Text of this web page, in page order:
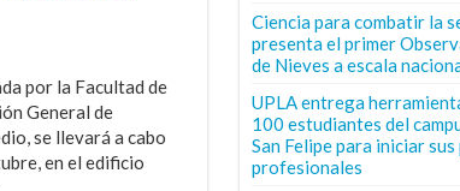
por la Facultad de
General de
se llevará a cabo
en el edificio
Ciencia para combatir la
presenta el primer
de Nieves a escala
UPLA entrega
100 estudiantes del
San Felipe para iniciar
profesionales